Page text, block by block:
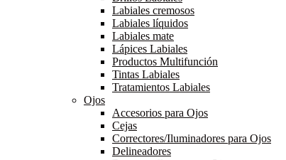
Labiales cremosos
Labiales líquidos
Labiales mate
Lápices Labiales
Productos Multifunción
Tintas Labiales
Tratamientos Labiales
Ojos
Accesorios para Ojos
Cejas
Correctores/Iluminadores para Ojos
Delineadores